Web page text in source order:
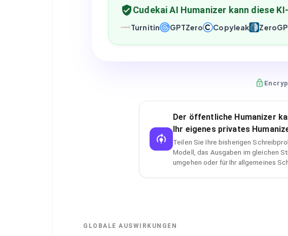
Cudekai AI Humanizer kann diese
Turnitin GPTZero Copyleak
Der öffentliche Humanizer
Ihr eigenes privates
Teilen Sie Ihre bisherigen
Modell, das Ausgaben im gleichen
umgehen oder für Ihr allgemeines
GLOBALE AUSWIRKUNGEN